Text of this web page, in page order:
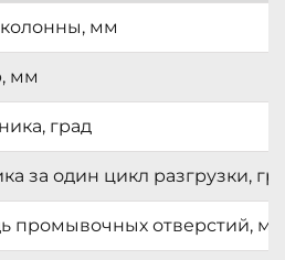
мм
мм
град
за один цикл разгрузки,
промывочных отверстий,